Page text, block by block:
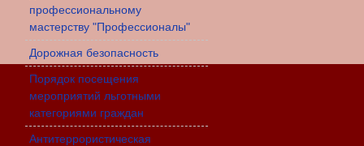
профессиональному
мастерству "Профессионалы"
Дорожная безопасность
Порядок посещения
мероприятий льготными
категориями граждан
Антитеррористическая